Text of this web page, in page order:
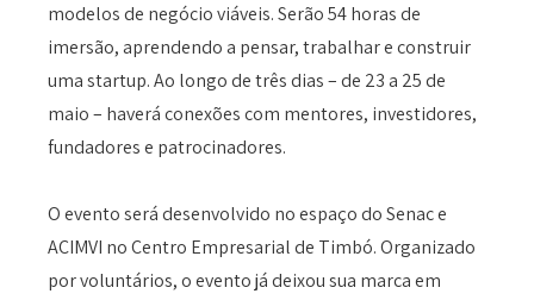
modelos de negócio viáveis. Serão 54 horas de
imersão, aprendendo a pensar, trabalhar e construir
uma startup. Ao longo de três dias – de 23 a 25 de
maio – haverá conexões com mentores, investidores,
fundadores e patrocinadores.
O evento será desenvolvido no espaço do Senac e
ACIMVI no Centro Empresarial de Timbó. Organizado
por voluntários, o evento já deixou sua marca em